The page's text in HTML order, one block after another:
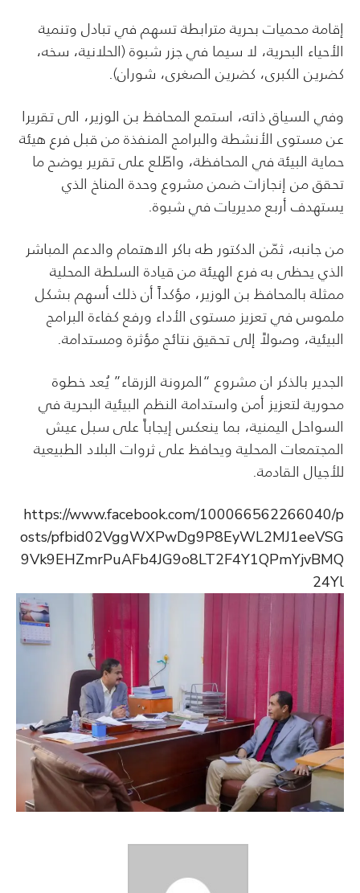
إقامة محميات بحرية مترابطة تسهم في تبادل وتنمية
الأحياء البحرية، لا سيما في جزر شبوة (الحلانية، سخه،
كضرين الكبرى، كضرين الصغرى، شوران).
وفي السياق ذاته، استمع المحافظ بن الوزير، الى تقريرا
عن مستوى الأنشطة والبرامج المنفذة من قبل فرع هيئة
حماية البيئة في المحافظة، واطّلع على تقرير يوضح ما
تحقق من إنجازات ضمن مشروع وحدة المناخ الذي
يستهدف أربع مديريات في شبوة.
من جانبه، ثمّن الدكتور طه باكر الاهتمام والدعم المباشر
الذي يحظى به فرع الهيئة من قيادة السلطة المحلية
ممثلة بالمحافظ بن الوزير، مؤكداً أن ذلك أسهم بشكل
ملموس في تعزيز مستوى الأداء ورفع كفاءة البرامج
البيئية، وصولاً إلى تحقيق نتائج مؤثرة ومستدامة.
الجدير بالذكر ان مشروع “المرونة الزرقاء” يُعد خطوة
محورية لتعزيز أمن واستدامة النظم البيئية البحرية في
السواحل اليمنية، بما ينعكس إيجاباً على سبل عيش
المجتمعات المحلية ويحافظ على ثروات البلاد الطبيعية
للأجيال القادمة.
https://www.facebook.com/100066562266040/p
osts/pfbid02VggWXPwDg9P8EyWL2MJ1eeVSG
9Vk9EHZmrPuAFb4JG9o8LT2F4Y1QPmYjvBMQ
24Yl